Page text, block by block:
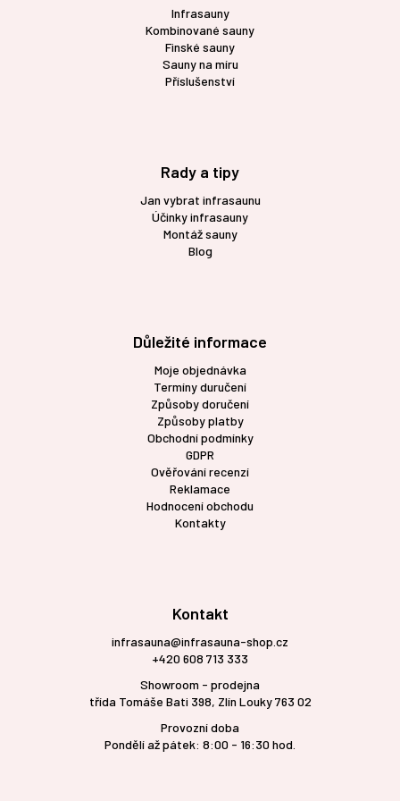
Infrasauny
Kombinované sauny
Finské sauny
Sauny na míru
Příslušenství
Rady a tipy
Jan vybrat infrasaunu
Účinky infrasauny
Montáž sauny
Blog
Důležité informace
Moje objednávka
Termíny duručení
Způsoby doručení
Způsoby platby
Obchodní podmínky
GDPR
Ověřování recenzí
Reklamace
Hodnocení obchodu
Kontakty
Kontakt
infrasauna@infrasauna-shop.cz
+420 608 713 333
Showroom - prodejna
třída Tomáše Bati 398, Zlín Louky 763 02
Provozní doba
Pondělí až pátek: 8:00 - 16:30 hod.